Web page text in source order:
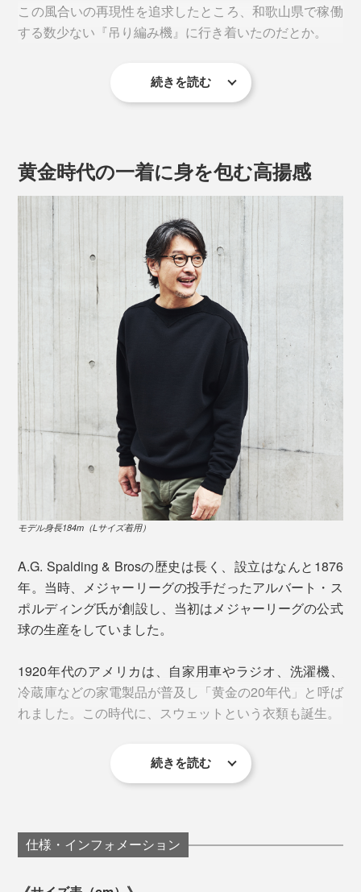
洗濯しても色褪せしにくいので、末永く楽しめる一着に
なりそうです。
「ブラック」は、着脱しやすいクルーネック仕様 ※
モデル身長184m（Lサイズ着
工夫を凝らした独自のディテールも、ほかのスウェット
にはないものばかり。コレクターたちが唸るのも納得で
きます。
●肩まわりのリブ
首から肩にかけて伸縮性のあるリブを設け、肩まわりの
フットボールという激しいスポーツ用ウエアが原型なだ
けに、軽やかに動きまわれる一着に。
この風合いの再現性を追求したところ、和歌山県で稼働
する数少ない『吊り編み機』に行き着いたのだとか。
吊り編み機は、1900年代初期にヨーロッパから伝えら
れた旧式編み機で、昭和30年半ばまで一般的に使われて
きましたが、いまでは数百台を残すまでに。
1台の編み機で、「1時間に1メール、1日7着分」のスウ
ェット生地しか編めません。生産効率は悪くても、ゆっ
くりと丹念に編み上げることで、手編みのようなふっく
らとした風合いが生まれます。
その質の高さは“空気も一緒に編み込んだよう”と表現さ
れるほど。
本品の裏地は、肌触りが心地いい、ふわっふわの起毛
続きを読む
黄金時代の一着に身を包む高揚感
モデル身長184m（Lサイズ着用）
A.G. Spalding & Brosの歴史は長く、設立はなんと1876
年。当時、メジャーリーグの投手だったアルバート・ス
ポルディング氏が創設し、当初はメジャーリーグの公式
球の生産をしていました。
1920年代のアメリカは、自家用車やラジオ、洗濯機、
冷蔵庫などの家電製品が普及し「黄金の20年代」と呼ば
れました。この時代に、スウェットという衣類も誕生。
続きを読む
仕様・インフォメーション